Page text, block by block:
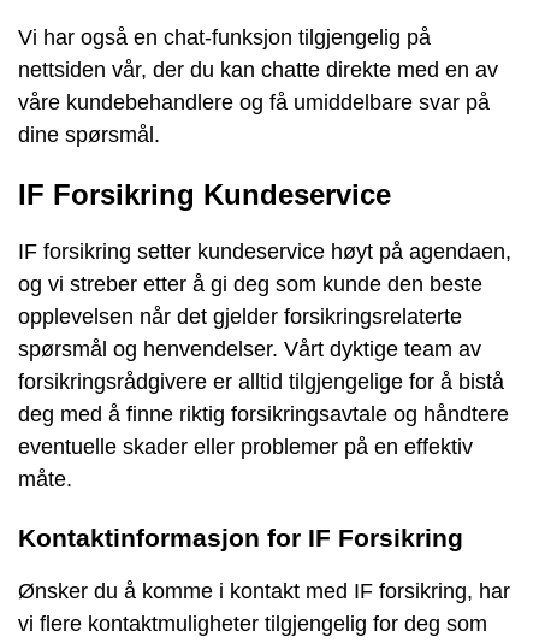
Vi har også en chat-funksjon tilgjengelig på
nettsiden vår, der du kan chatte direkte med en av
våre kundebehandlere og få umiddelbare svar på
dine spørsmål.
IF Forsikring Kundeservice
IF forsikring setter kundeservice høyt på agendaen,
og vi streber etter å gi deg som kunde den beste
opplevelsen når det gjelder forsikringsrelaterte
spørsmål og henvendelser. Vårt dyktige team av
forsikringsrådgivere er alltid tilgjengelige for å bistå
deg med å finne riktig forsikringsavtale og håndtere
eventuelle skader eller problemer på en effektiv
måte.
Kontaktinformasjon for IF Forsikring
Ønsker du å komme i kontakt med IF forsikring, har
vi flere kontaktmuligheter tilgjengelig for deg som